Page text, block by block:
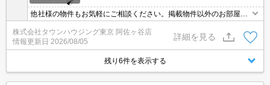
他社様の物件もお気軽にご相談ください。掲載物件以外のお部屋も
ご紹介出来ます。明るく元気なスタッフが丁寧にご対応させていた
だきます。当店ならオンラインで見学・接客可能です！お気軽にお
問い合わせ下さい☆★
株式会社タウンハウジング東京 阿佐ヶ谷店
情報更新日 2026/08/05
詳細を見る
残り6件を表示する